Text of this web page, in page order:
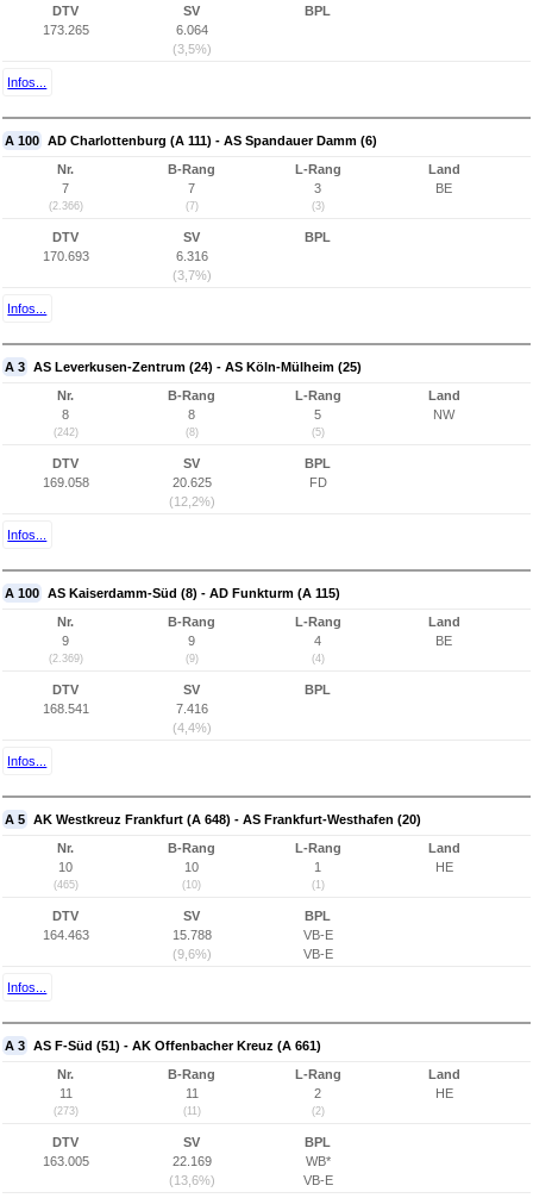
DTV
173.265
SV
6.064
(3,5%)
BPL
Infos...
A 100 AD Charlottenburg (A 111) - AS Spandauer Damm (6)
Nr.
7
(2.366)
B-Rang
7
(7)
L-Rang
3
(3)
Land
BE
DTV
170.693
SV
6.316
(3,7%)
BPL
Infos...
A 3 AS Leverkusen-Zentrum (24) - AS Köln-Mülheim (25)
Nr.
8
(242)
B-Rang
8
(8)
L-Rang
5
(5)
Land
NW
DTV
169.058
SV
20.625
(12,2%)
BPL
FD
Infos...
A 100 AS Kaiserdamm-Süd (8) - AD Funkturm (A 115)
Nr.
9
(2.369)
B-Rang
9
(9)
L-Rang
4
(4)
Land
BE
DTV
168.541
SV
7.416
(4,4%)
BPL
Infos...
A 5 AK Westkreuz Frankfurt (A 648) - AS Frankfurt-Westhafen (20)
Nr.
10
(465)
B-Rang
10
(10)
L-Rang
1
(1)
Land
HE
DTV
164.463
SV
15.788
(9,6%)
BPL
VB-E
VB-E
Infos...
A 3 AS F-Süd (51) - AK Offenbacher Kreuz (A 661)
Nr.
11
(273)
B-Rang
11
(11)
L-Rang
2
(2)
Land
HE
DTV
163.005
SV
22.169
(13,6%)
BPL
WB*
VB-E